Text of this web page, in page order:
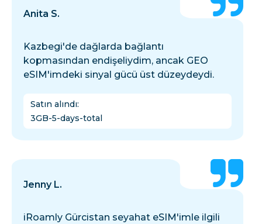
Anita S.
Kazbegi'de dağlarda bağlantı
kopmasından endişeliydim, ancak GEO
eSIM'imdeki sinyal gücü üst düzeydeydi.
Satın alındı:
3GB-5-days-total
Jenny L.
iRoamly Gürcistan seyahat eSIM'imle ilgili